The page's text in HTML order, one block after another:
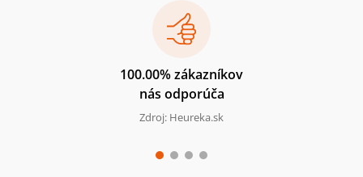
100.00% zákazníkov
nás odporúča
Zdroj: Heureka.sk